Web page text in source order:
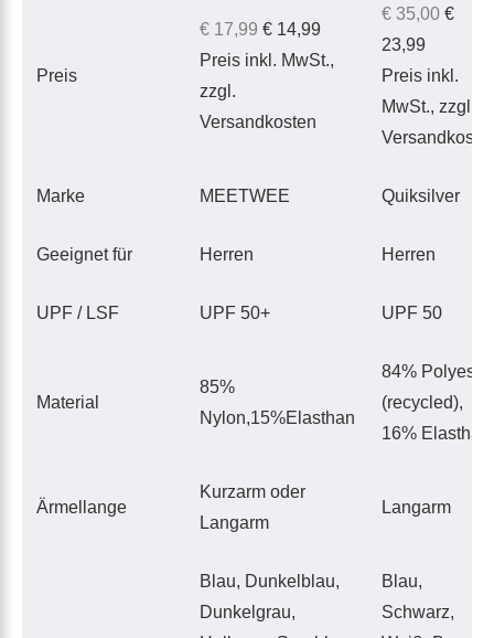
Preis
€ 17,99 € 14,99
Preis inkl. MwSt.,
zzgl.
Versandkosten
€ 35,00 €
23,99
Preis inkl.
MwSt., zzgl.
Marke MEETWEE Quiksilver
Geeignet für Herren Herren
UPF / LSF UPF 50+ UPF 50
Material
85%
Nylon,15%Elasthan
84% Polyester
(recycled),
16% Elasthan
Ärmellange
Kurzarm oder
Langarm
Langarm
Blau, Dunkelblau,
Dunkelgrau,
Blau,
Schwarz,